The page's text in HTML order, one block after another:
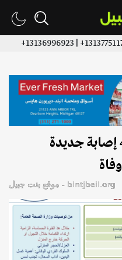
وزارة الصحة: تسجيل 457 إصابة جديدة
bintjbeil.org - موقع بنت جبيل